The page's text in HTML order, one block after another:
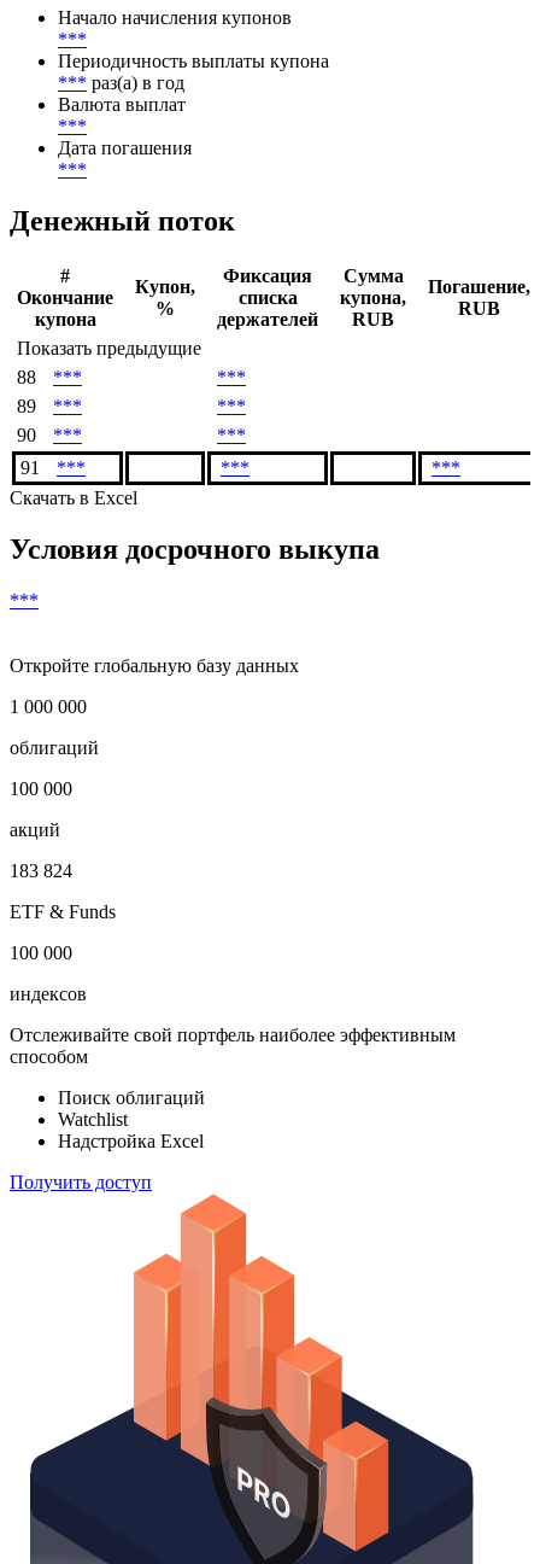
Business Day Convention
Following Business Day
Начало начисления купонов
***
Периодичность выплаты купона
***
Дата погашения
Денежный поток
#
Окончание
купона
списка
держателей
Показать предыдущие
88
***
***
89
***
***
91
*** ***
Откройте глобальную базу данных
1 000 000
облигаций
100 000
акций
183 824
ETF & Funds
100 000
Отслеживайте свой портфель наиболее эффективным
способом
Поиск облигаций
Надстройка Excel
Получить доступ